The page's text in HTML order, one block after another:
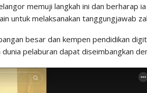
memuji langkah ini dan berharap
untuk melaksanakan tanggungjawab
besar dan kempen pendidikan
pelaburan dapat diseimbangkan